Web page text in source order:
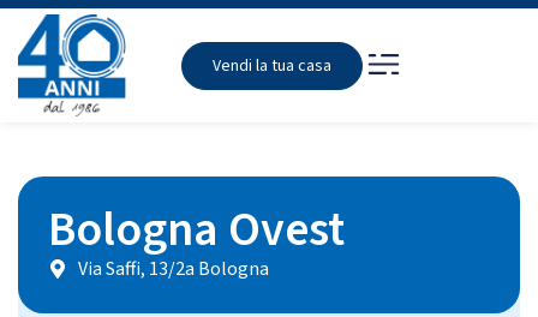
Vendi la tua casa
Bologna Ovest
Via Saffi, 13/2a Bologna